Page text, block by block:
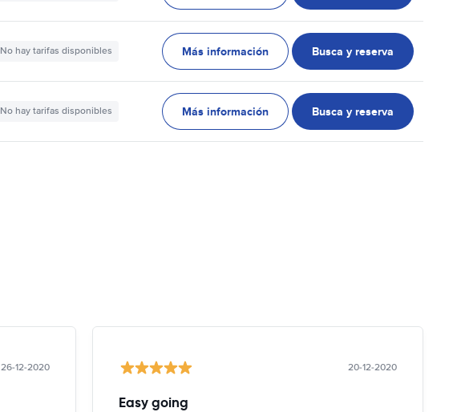
No hay tarifas disponibles Más información Busca y reserva
No hay tarifas disponibles Más información Busca y reserva
26-12-2020 20-12-2020
Easy going